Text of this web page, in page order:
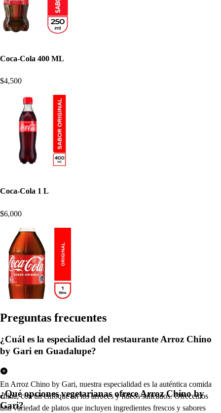
Coca-Cola 400 ML
$4,500
Coca-Cola 1 L
$6,000
Preguntas frecuentes
¿Cuál es la especialidad del restaurante Arroz Chino
by Gari en Guadalupe?
En Arroz Chino by Gari, nuestra especialidad es la auténtica comida
china, con un enfoque en los arroces y fideos salteados. Ofrecemos
una variedad de platos que incluyen ingredientes frescos y sabores
¿Qué opciones vegetarianas ofrece Arroz Chino by
Gari?